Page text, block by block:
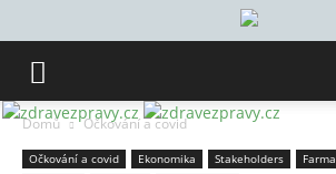
Domů Očkování a covid
Očkování a covid Ekonomika Stakeholders